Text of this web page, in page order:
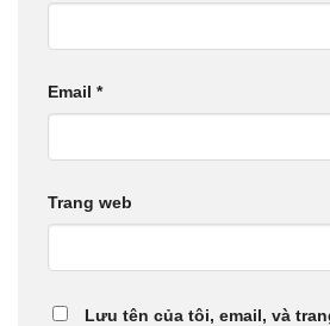
Email *
Trang web
Lưu tên của tôi, email, và